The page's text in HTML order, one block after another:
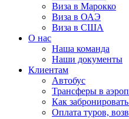
Виза в Марокко
Виза в ОАЭ
Виза в США
О нас
Наша команда
Наши документы
Клиентам
Автобус
Трансферы в
Как
Оплата туров,